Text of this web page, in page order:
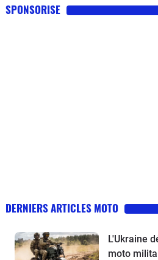
SPONSORISE
DERNIERS ARTICLES MOTO
L'Ukraine
moto